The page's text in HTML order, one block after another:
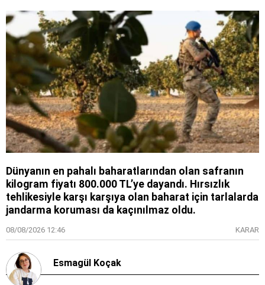
Dünyanın en pahalı baharatlarından olan safranın
kilogram fiyatı 800.000 TL’ye dayandı. Hırsızlık
tehlikesiyle karşı karşıya olan baharat için tarlalarda
jandarma koruması da kaçınılmaz oldu.
08/08/2026 12:46 KARAR
Esmagül Koçak